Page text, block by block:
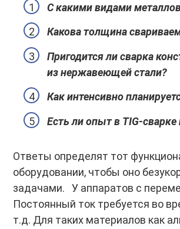
С какими видами
Какова толщина
Пригодится ли сварка
из нержавеющей стали?
Как интенсивно
Есть ли опыт в TIG-
Ответы определят тот
оборудовании, чтобы оно
задачами. У аппаратов с
Постоянный ток требуется во
т.д. Для таких материалов как